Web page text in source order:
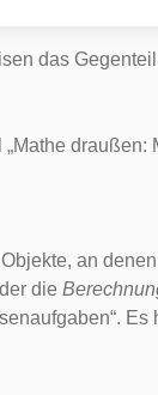
das
draußen:
an
die